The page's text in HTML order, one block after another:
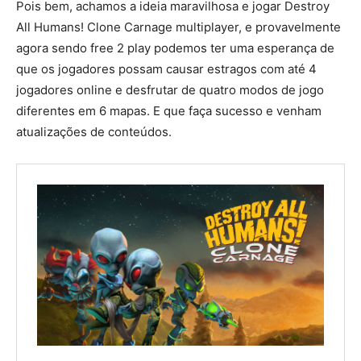
Pois bem, achamos a ideia maravilhosa e jogar Destroy
All Humans! Clone Carnage multiplayer, e provavelmente
agora sendo free 2 play podemos ter uma esperança de
que os jogadores possam causar estragos com até 4
jogadores online e desfrutar de quatro modos de jogo
diferentes em 6 mapas. E que faça sucesso e venham
atualizações de conteúdos.